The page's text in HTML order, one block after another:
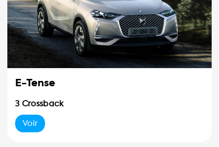
E-Tense
3 Crossback
Voir